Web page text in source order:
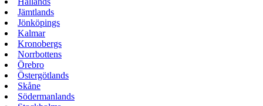
Jämtlands
Jönköpings
Kalmar
Kronobergs
Norrbottens
Örebro
Östergötlands
Skåne
Södermanlands